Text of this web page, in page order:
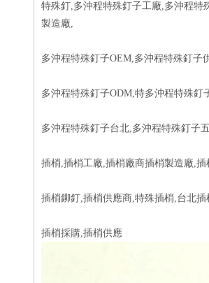
特殊釘,多沖程特殊釘子工廠,多沖程特
製造廠,
多沖程特殊釘子OEM,多沖程特殊釘子
多沖程特殊釘子ODM,特多沖程特殊釘
多沖程特殊釘子台北,多沖程特殊釘子
插梢,插梢工廠,插梢廠商插梢製造廠,插
插梢鉚釘,插梢供應商,特殊插梢,台北
插梢採購,插梢供應